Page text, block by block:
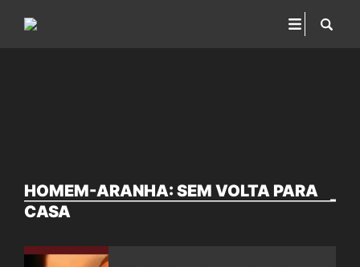
HOMEM-ARANHA: SEM VOLTA PARA
CASA